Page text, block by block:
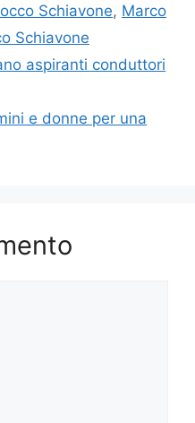
Schiavone, Marco
Schiavone
aspiranti conduttori
e donne per una